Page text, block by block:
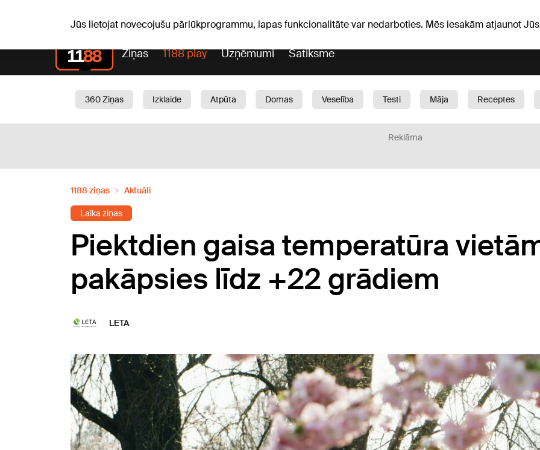
Jūs lietojat novecojušu pārlūkprogrammu, lapas funkcionalitāte var nedarboties. Mēs iesakām atjaunot
Ziņas 1188 play Uzņēmumi Satiksme
360 Ziņas Izklaide Atpūta Domas Veselība Testi Māja Receptes
Reklāma
1188 ziņas Aktuāli
Laika ziņas
Piektdien gaisa temperatūra
pakāpsies līdz +22 grādiem
LETA